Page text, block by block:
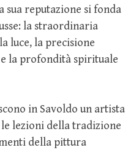
sua reputazione si fonda
la straordinaria
luce, la precisione
la profondità spirituale
in Savoldo un artista
lezioni della tradizione
della pittura